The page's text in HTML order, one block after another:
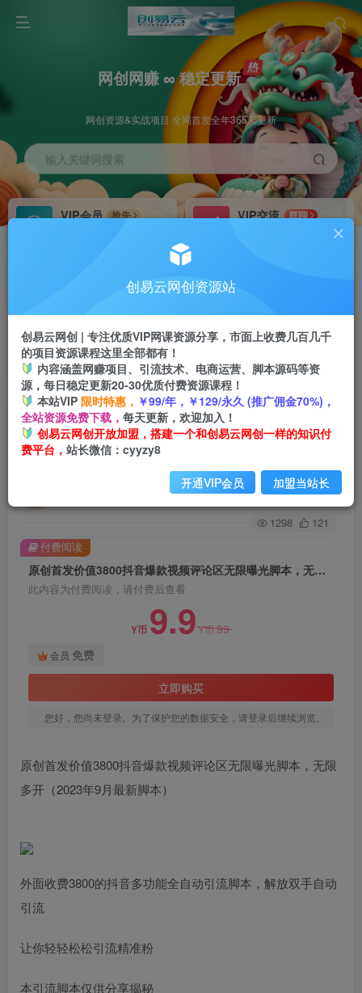
网创网赚 ∞ 稳定更新
网创资源&实战项目 全网首发全年365天更新
输入关键词搜索
VIP会员
抢先
VIP交流
群聊
研究探讨更多创业项目路子。
会员专属推广链接
挂机 项目
脚本卡密
APP下载
GO
首页 创业课程 会员免费 正文
原创首发价值3800抖音爆款视频评论区无限曝光
脚本，无限多开（2023年9月最新脚本）
关注
1298 121
原创首发价值3800抖音爆款视频评论区无限曝光脚本，无限多开（2023年9月最新脚本）
此内容为付费阅读，请付费后查看
Y币 9.9Y币99
会员 免费
立即购买
您好，您尚未登录。为了保护您的数据安全，请登录后继续浏览。
付费阅读
原创首发价值3800抖音爆款视频评论区无限曝光脚本，无限
多开（2023年9月最新脚本）
外面收费3800的抖音多功能全自动引流脚本，解放双手自动
引流
让你轻轻松松引流精准粉
本引流脚本仅供分享揭秘
创易云网创资源站
创易云网创 | 专注优质VIP网课资源分享，市面上收费几百几千
的项目资源课程这里全部都有！
内容涵盖网赚项目、引流技术、电商运营、脚本源码等资
源，每日稳定更新20-30优质付费资源课程！
本站VIP 限时特惠， ￥99/年，￥129/永久 (推广佣金70%)，
全站资源免费下载， 每天更新，欢迎加入！
创易云网创开放加盟，搭建一个和创易云网创一样的知识付
费平台， 站长微信：cyyzy8
开通VIP会员 加盟当站长